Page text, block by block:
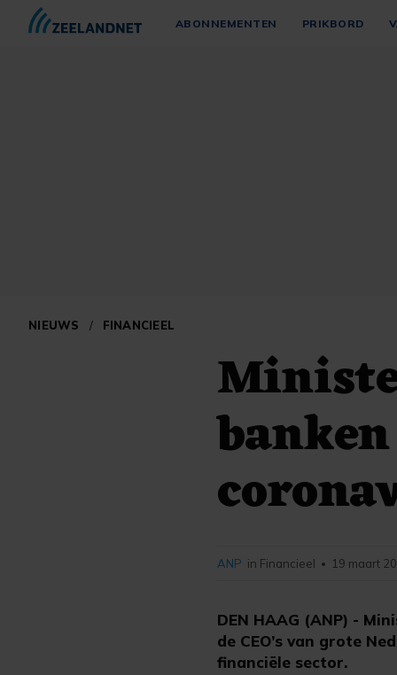
ABONNEMENTEN PRIKBORD
NIEUWS / FINANCIEEL
DEN HAAG (ANP) -
de CEO’s van grote
financiële sector.
ANP in Financieel • 19 maart